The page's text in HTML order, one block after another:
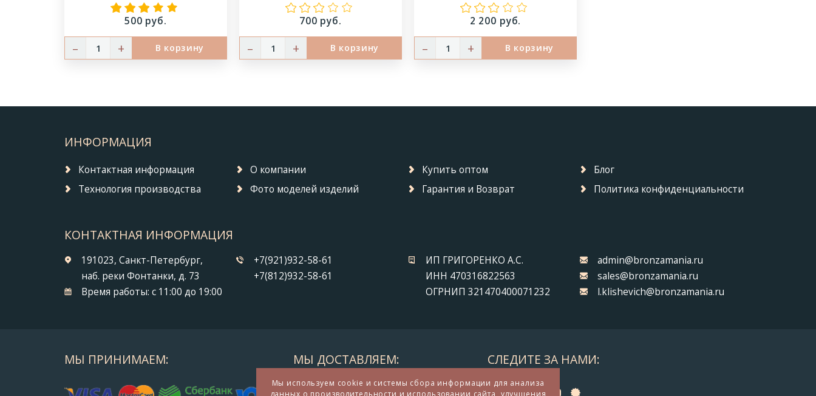
Цена:
500 руб.
– + В корзину
Цена:
700 руб.
– + В корзину
Цена:
2 200 руб.
– + В корзину
ИНФОРМАЦИЯ
Контактная информация О компании Купить оптом
Блог
Технология производства
Фото моделей изделий Гарантия и Возврат Политика конфиденциальности
КОНТАКТНАЯ ИНФОРМАЦИЯ
191023, Санкт-Петербург,
наб. реки Фонтанки, д. 73
Время работы: с 11:00 до 19:00
+7(921)932-58-61
+7(812)932-58-61
ИП ГРИГОРЕНКО А.С.
ИНН 470316822563
ОГРНИП 321470400071232
admin@bronzamania.ru
sales@bronzamania.ru
l.klishevich@bronzamania.ru
МЫ ПРИНИМАЕМ: МЫ ДОСТАВЛЯЕМ: СЛЕДИТЕ ЗА НАМИ:
Мы используем cookie и системы сбора информации для анализа
данных о производительности и использовании сайта, улучшения